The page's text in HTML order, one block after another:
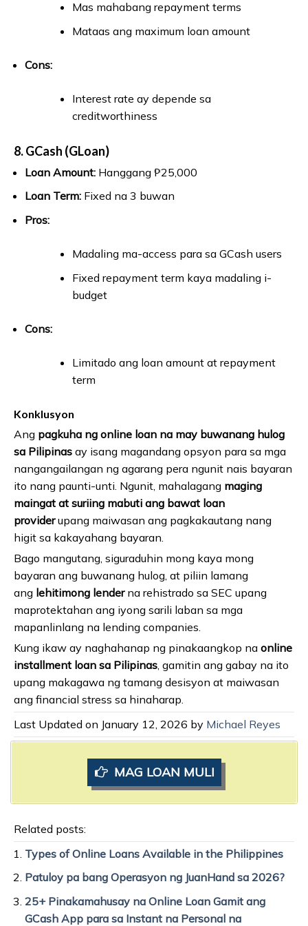
Mas mahabang repayment terms
Mataas ang maximum loan amount
Cons:
Interest rate ay depende sa
creditworthiness
8. GCash (GLoan)
Loan Amount:Hanggang ₱25,000
Loan Term:Fixed na 3 buwan
Pros:
Madaling ma-access para sa GCash users
Fixed repayment term kaya madaling i-
budget
Cons:
Limitado ang loan amount at repayment
term
Konklusyon
Ang pagkuha ng online loan na may buwanang hulog
sa Pilipinas ay isang magandang opsyon para sa mga
nangangailangan ng agarang pera ngunit nais bayaran
ito nang paunti-unti. Ngunit, mahalagang maging
maingat at suriing mabuti ang bawat loan
providerupang maiwasan ang pagkakautang nang
higit sa kakayahang bayaran.
Bago mangutang, siguraduhin mong kaya mong
bayaran ang buwanang hulog, at piliin lamang
ang lehitimong lenderna rehistrado sa SEC upang
maprotektahan ang iyong sarili laban sa mga
mapanlinlang na lending companies.
Kung ikaw ay naghahanap ng pinakaangkop na online
installment loan sa Pilipinas , gamitin ang gabay na ito
upang makagawa ng tamang desisyon at maiwasan
ang financial stress sa hinaharap.
Last Updated on January 12, 2026 by Michael Reyes
MAG LOAN MULI
Related posts:
Types of Online Loans Available in the Philippines
Patuloy pa bang Operasyon ng JuanHand sa 2026?
25+ Pinakamahusay na Online Loan Gamit ang
GCash App para sa Instant na Personal na